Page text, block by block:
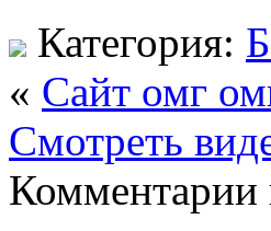
Категория:
« Сайт омг
Смотреть
Комментарии